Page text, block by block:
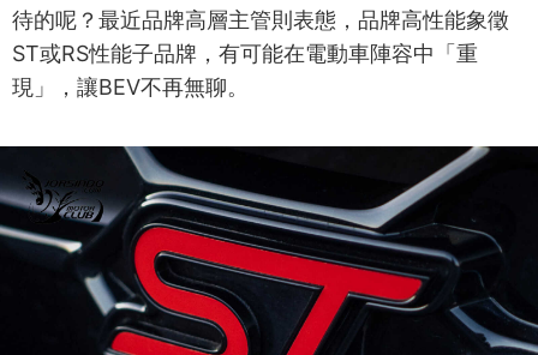
待的呢？最近品牌高層主管則表態，品牌高性能象徵
ST或RS性能子品牌，有可能在電動車陣容中「重
現」，讓BEV不再無聊。